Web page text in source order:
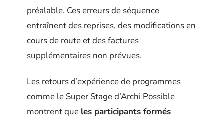
préalable. Ces erreurs de séquence
entraînent des reprises, des modifications en
cours de route et des factures
supplémentaires non prévues.
Les retours d’expérience de programmes
comme le Super Stage d’Archi Possible
montrent que les participants formés